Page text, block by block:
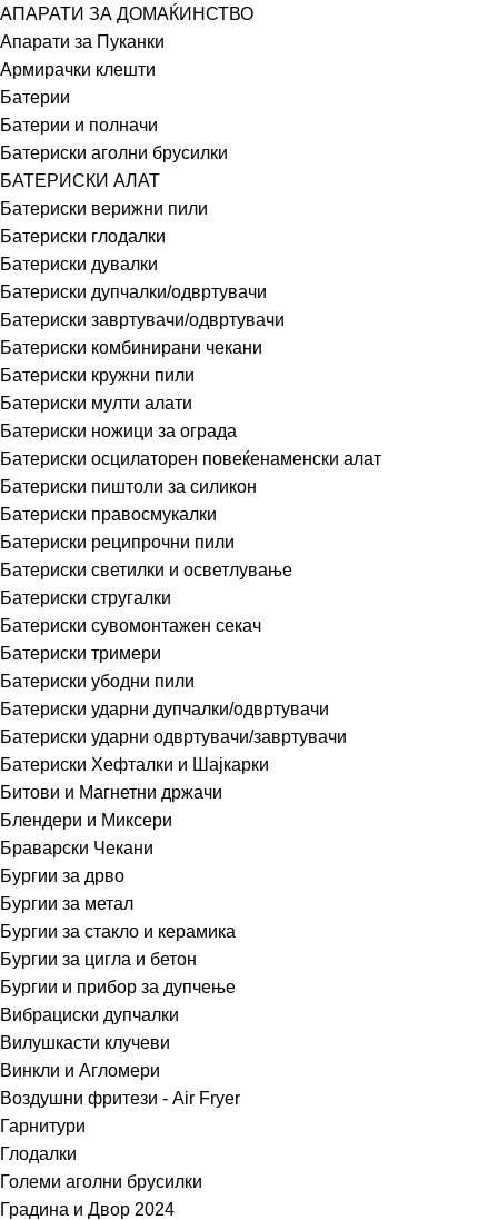
АПАРАТИ ЗА ДОМАЌИНСТВО
Апарати за Пуканки
Армирачки клешти
Батерии
Батерии и полначи
Батериски аголни брусилки
БАТЕРИСКИ АЛАТ
Батериски верижни пили
Батериски глодалки
Батериски дувалки
Батериски дупчалки/одвртувачи
Батериски завртувачи/одвртувачи
Батериски комбинирани чекани
Батериски кружни пили
Батериски мулти алати
Батериски ножици за ограда
Батериски осцилаторен повеќенаменски алат
Батериски пиштоли за силикон
Батериски правосмукалки
Батериски реципрочни пили
Батериски светилки и осветлување
Батериски стругалки
Батериски сувомонтажен секач
Батериски тримери
Батериски убодни пили
Батериски ударни дупчалки/одвртувачи
Батериски ударни одвртувачи/завртувачи
Батериски Хефталки и Шајкарки
Битови и Магнетни држачи
Блендери и Миксери
Браварски Чекани
Бургии за дрво
Бургии за метал
Бургии за стакло и керамика
Бургии за цигла и бетон
Бургии и прибор за дупчење
Вибрациски дупчалки
Вилушкасти клучеви
Винкли и Агломери
Воздушни фритези - Air Fryer
Гарнитури
Глодалки
Големи аголни брусилки
Градина и Двор 2024